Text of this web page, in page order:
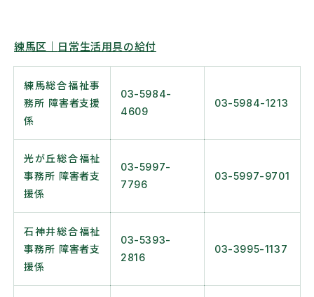
練馬区｜ 日常生活用具の給付
練馬総合福祉事
務所 障害者支援
係
03-5984-
4609
03-5984-1213
光が丘総合福祉
事務所 障害者支
援係
03-5997-
7796
03-5997-9701
石神井総合福祉
事務所 障害者支
援係
03-5393-
2816
03-3995-1137